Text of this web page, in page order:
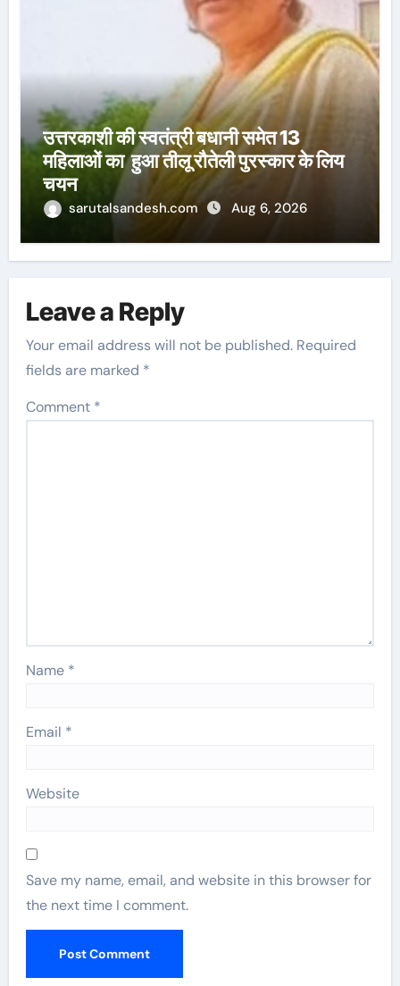
उत्तरकाशी की स्वतंत्री बधानी समेत 13
महिलाओं का हुआ तीलू रौतेली पुरस्कार के लिय
चयन
sarutalsandesh.com Aug 6, 2026
Leave a Reply
Your email address will not be published. Required
fields are marked *
Comment *
Name *
Email *
Website
Save my name, email, and website in this browser for
the next time I comment.